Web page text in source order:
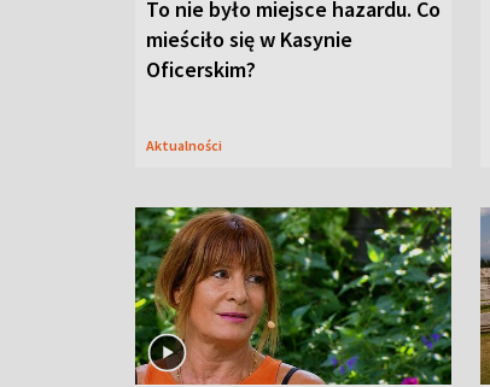
To nie było miejsce hazardu. Co
mieściło się w Kasynie
Oficerskim?
Aktualności